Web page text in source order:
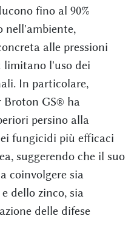
fino al 90%
nell'ambiente,
alle pressioni
limitano l'uso dei
In particolare,
GS® ha
persino alla
fungicidi più efficaci
suggerendo che il suo
coinvolgere sia
dello zinco, sia
delle difese